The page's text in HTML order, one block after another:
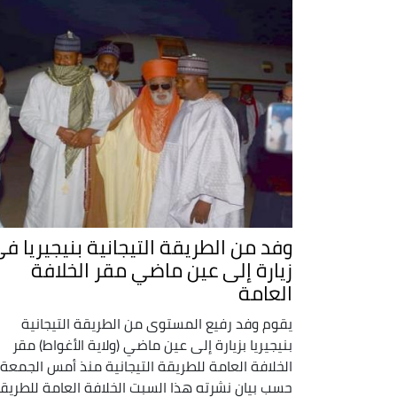
وفد من الطريقة التيجانية بنيجيريا
زيارة إلى عين ماضي مقر الخلافة
العامة
يقوم وفد رفيع المستوى من الطريقة التيجانية
بنيجيريا بزيارة إلى عين ماضي (ولاية الأغواط) مقر
الخلافة العامة للطريقة التيجانية منذ أمس
حسب بيان نشرته هذا السبت الخلافة العامة